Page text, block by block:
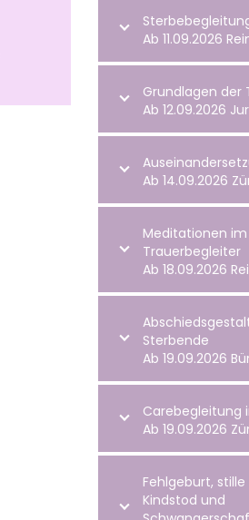
Ab 11.09.2026
Grundlagen der
Ab 12.09.2026
Ab 14.09.2026
Meditationen
Trauerbegleiter
Ab 18.09.2026
Sterbende
Ab 19.09.2026
Carebegleitung
Ab 19.09.2026
Fehlgeburt,
Kindstod und